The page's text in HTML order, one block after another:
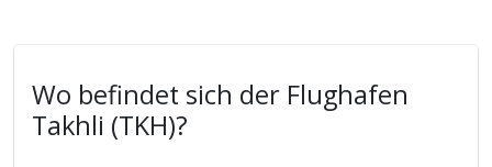
Wo befindet sich der Flughafen
Takhli (TKH)?